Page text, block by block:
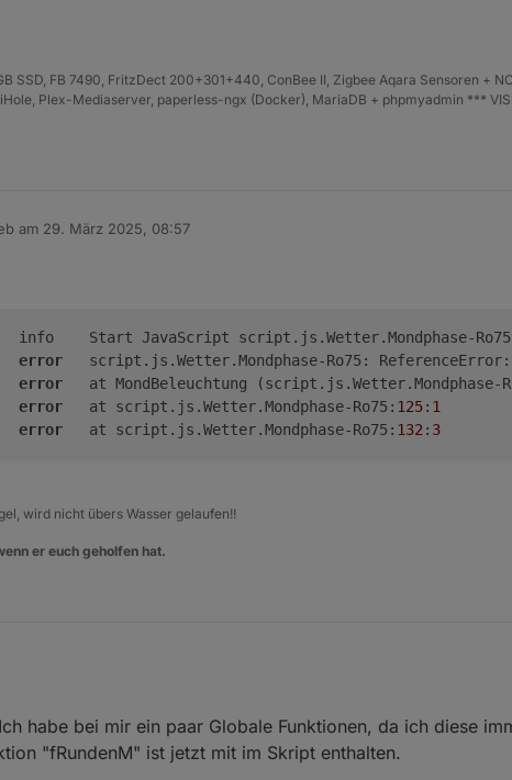
SSD, FB 7490, FritzDect 200+301+440, ConBee II, Zigbee Aqara Sensoren +
Plex-Mediaserver, paperless-ngx (Docker), MariaDB + phpmyadmin ***
am 29. März 2025, 08:57
editiert von
error
script.js.Wetter.Mondphase-Ro75:
error
at MondBeleuchtung (script.js.Wetter.Mondphase-
error
	at script.js.Wetter.Mondphase-Ro75:
125: 1
error
	at script.js.Wetter.Mondphase-Ro75:
132: 3
wird nicht übers Wasser gelaufen!!
er euch geholfen hat.
info	Start JavaScript
error	script.js.Wetter.Mondphase-Ro75:
error	at MondBeleuchtung
habe bei mir ein paar Globale Funktionen, da ich diese
"fRundenM" ist jetzt mit im Skript enthalten.